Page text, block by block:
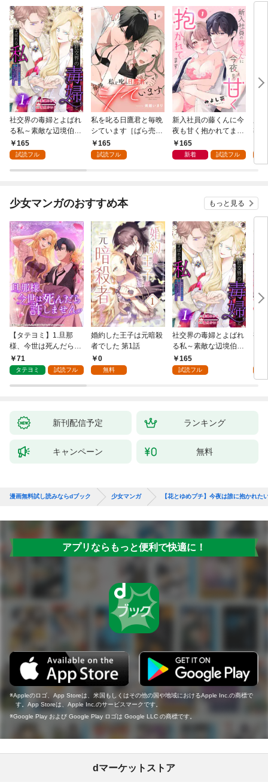
社交界の毒婦とよばれ
る私～素敵な辺境伯令
息に腕を折られたの
で、責任とってもらい
第1話
165
試読フル
私を叱る日鷹君と毎晩
シています［ばら売
り］ 第1話
165
試読フル
新入社員の藤くんに今
夜も甘く抱かれてます
［ばら売り］ 第1話
165
新着 試読フル
導
し
下
少女マンガのおすすめ本 もっと見る
【タテヨミ】1.旦那
様、今世は死んだら許
しません
71
タテヨミ 試読フル
婚約した王子は元暗殺
者でした 第1話
0
無料
社交界の毒婦とよばれ
る私～素敵な辺境伯令
息に腕を折られたの
で、責任とってもらい
165
試読フル
視
新刊配信予定 ランキング
キャンペーン 無料
漫画無料試し読みならdブック 少女マンガ 【花とゆめプチ】今夜は誰に抱かれた
アプリならもっと便利で快適に！
Appleのロゴ、App Storeは、米国もしくはその他の国や地域におけるApple Inc.の商標で
す。App Storeは、Apple Inc.のサービスマークです。
Google Play および Google Play ロゴは Google LLC の商標です。
dマーケットストア